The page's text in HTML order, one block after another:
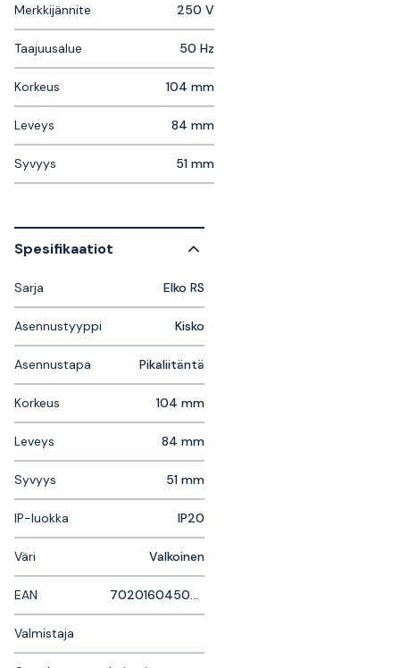
Merkkijännite 250 V
Taajuusalue 50 Hz
Korkeus 104 mm
Leveys 84 mm
Syvyys 51 mm
Spesifikaatiot
Sarja Elko RS
Asennustyyppi Kisko
Asennustapa Pikaliitäntä
Korkeus 104 mm
Leveys 84 mm
Syvyys 51 mm
IP-luokka IP20
Väri Valkoinen
EAN
Valmistaja